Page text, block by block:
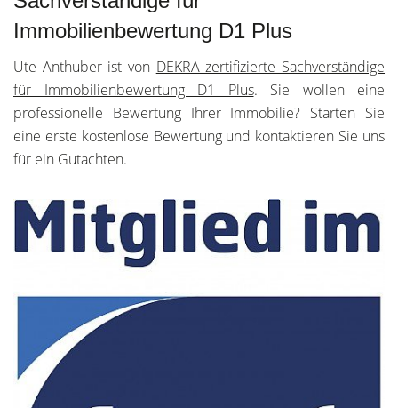
Immobilienbewertung D1 Plus
Ute Anthuber ist von DEKRA zertifizierte Sachverständige
für Immobilienbewertung D1 Plus. Sie wollen eine
professionelle Bewertung Ihrer Immobilie? Starten Sie
eine erste kostenlose Bewertung und kontaktieren Sie uns
für ein Gutachten.